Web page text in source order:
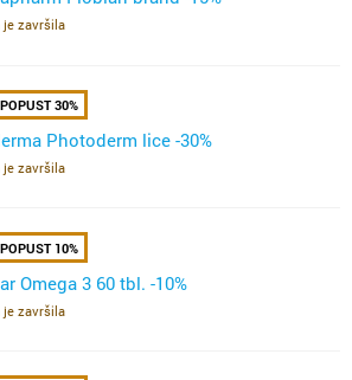
je završila
POPUST 30%
Photoderm lice -30%
je završila
POPUST 10%
Omega 3 60 tbl. -10%
je završila